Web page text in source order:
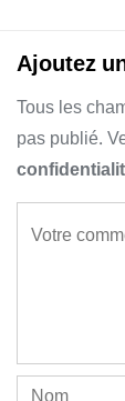
Ajoutez
Tous les
pas publié.